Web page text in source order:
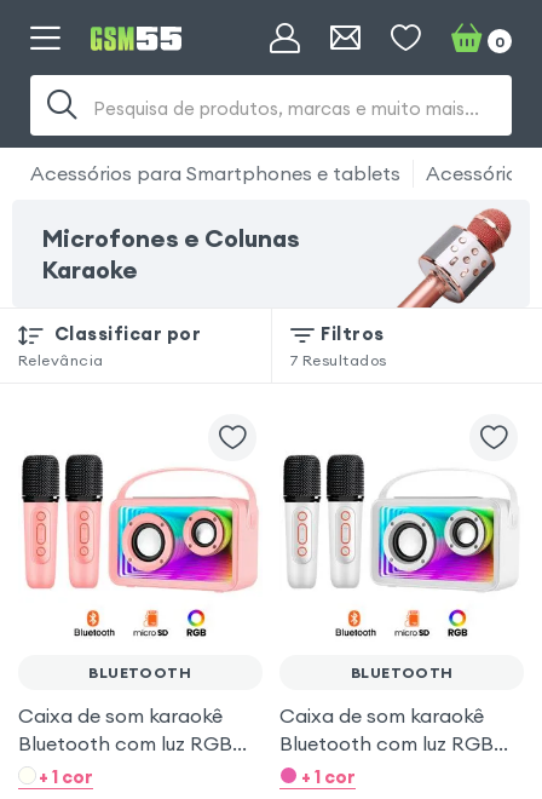
Pesquisa de produtos, marcas e muito mais...
0
Acessórios para Smartphones e tablets Acessórios
Microfones e Colunas
Karaoke
Classificar por
Relevância
Filtros
7 Resultados
BLUETOOTH
Caixa de som karaokê
Bluetooth com luz RGB
multicolorida e 2
+ 1 cor
BLUETOOTH
Caixa de som karaokê
Bluetooth com luz RGB
multicolorida e 2
+ 1 cor